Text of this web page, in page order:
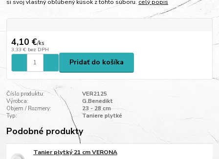
si svoj vlastný obľúbený kúsok z tohto súboru. celý popis
4,10 €/ks
3,33 € bez DPH
Pridať do košíka
Číslo produktu:
VER2125
Výrobca:
G.Benedikt
Objem / Rozmery:
23 - 28 cm
Typ:
Taniere plytké
Podobné produkty
Tanier plytký 21 cm VERONA